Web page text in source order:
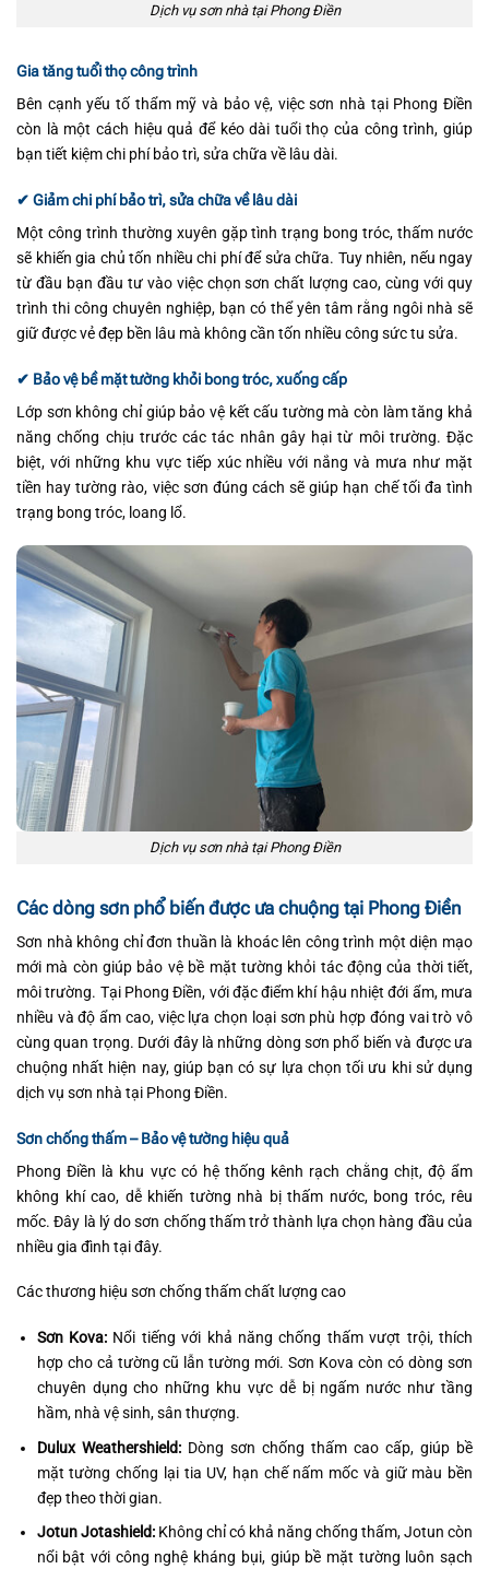
Dịch vụ sơn nhà tại Phong Điền
Gia tăng tuổi thọ công trình
Bên cạnh yếu tố thẩm mỹ và bảo vệ, việc sơn nhà tại Phong Điền
còn là một cách hiệu quả để kéo dài tuổi thọ của công trình, giúp
bạn tiết kiệm chi phí bảo trì, sửa chữa về lâu dài.
✔ Giảm chi phí bảo trì, sửa chữa về lâu dài
Một công trình thường xuyên gặp tình trạng bong tróc, thấm nước
sẽ khiến gia chủ tốn nhiều chi phí để sửa chữa. Tuy nhiên, nếu ngay
từ đầu bạn đầu tư vào việc chọn sơn chất lượng cao, cùng với quy
trình thi công chuyên nghiệp, bạn có thể yên tâm rằng ngôi nhà sẽ
giữ được vẻ đẹp bền lâu mà không cần tốn nhiều công sức tu sửa.
✔ Bảo vệ bề mặt tường khỏi bong tróc, xuống cấp
Lớp sơn không chỉ giúp bảo vệ kết cấu tường mà còn làm tăng khả
năng chống chịu trước các tác nhân gây hại từ môi trường. Đặc
biệt, với những khu vực tiếp xúc nhiều với nắng và mưa như mặt
tiền hay tường rào, việc sơn đúng cách sẽ giúp hạn chế tối đa tình
trạng bong tróc, loang lổ.
Dịch vụ sơn nhà tại Phong Điền
Các dòng sơn phổ biến được ưa chuộng tại Phong Điền
Sơn nhà không chỉ đơn thuần là khoác lên công trình một diện mạo
mới mà còn giúp bảo vệ bề mặt tường khỏi tác động của thời tiết,
môi trường. Tại Phong Điền, với đặc điểm khí hậu nhiệt đới ẩm, mưa
nhiều và độ ẩm cao, việc lựa chọn loại sơn phù hợp đóng vai trò vô
cùng quan trọng. Dưới đây là những dòng sơn phổ biến và được ưa
chuộng nhất hiện nay, giúp bạn có sự lựa chọn tối ưu khi sử dụng
dịch vụ sơn nhà tại Phong Điền.
Sơn chống thấm – Bảo vệ tường hiệu quả
Phong Điền là khu vực có hệ thống kênh rạch chằng chịt, độ ẩm
không khí cao, dễ khiến tường nhà bị thấm nước, bong tróc, rêu
mốc. Đây là lý do sơn chống thấm trở thành lựa chọn hàng đầu của
nhiều gia đình tại đây.
Các thương hiệu sơn chống thấm chất lượng cao
Sơn Kova: Nổi tiếng với khả năng chống thấm vượt trội, thích
hợp cho cả tường cũ lẫn tường mới. Sơn Kova còn có dòng sơn
chuyên dụng cho những khu vực dễ bị ngấm nước như tầng
hầm, nhà vệ sinh, sân thượng.
Dulux Weathershield:Dòng sơn chống thấm cao cấp, giúp bề
mặt tường chống lại tia UV, hạn chế nấm mốc và giữ màu bền
đẹp theo thời gian.
Jotun Jotashield:Không chỉ có khả năng chống thấm, Jotun còn
nổi bật với công nghệ kháng bụi, giúp bề mặt tường luôn sạch